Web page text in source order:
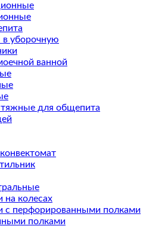
уборочную
ванной
для общепита
на колесах
с перфорированными полками
полками